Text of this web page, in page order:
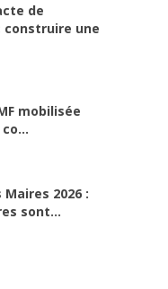
de
construire une
mobilisée
Maires 2026 :
sont...